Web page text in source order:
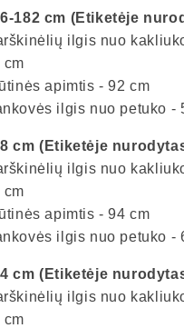
182 cm (Etiketėje
ilgis nuo
cm
apimtis - 92 cm
ilgis nuo petuko -
cm (Etiketėje
ilgis nuo
cm
apimtis - 94 cm
ilgis nuo petuko -
cm (Etiketėje
ilgis nuo
cm